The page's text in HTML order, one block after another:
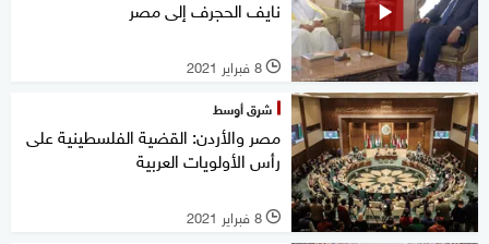
نايف الحجرف إلى مصر
l 8 فبراير 2021
شرق أوسط
مصر والأردن: القضية الفلسطينية على
رأس الأولويات العربية
l 8 فبراير 2021